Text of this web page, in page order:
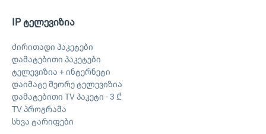
IP ტელევიზია
ძირითადი პაკეტები
დამატებითი პაკეტები
ტელევიზია + ინტერნეტი
დაიმატე მეორე ტელევიზია
დამატებითი TV პაკეტი - 3 ₾
TV პროგრამა
სხვა ტარიფები